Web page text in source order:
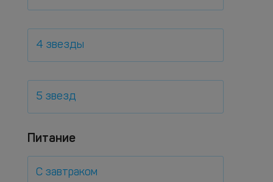
4 звезды
5 звезд
Питание
С завтраком